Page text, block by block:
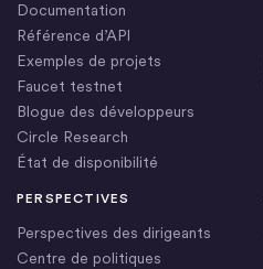
Documentation
Référence d’API
Exemples de projets
Faucet testnet
Blogue des développeurs
Circle Research
État de disponibilité
PERSPECTIVES
Perspectives des dirigeants
Centre de politiques